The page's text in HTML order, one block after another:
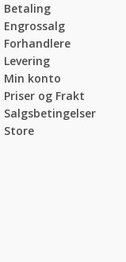
Betaling
Engrossalg
Forhandlere
Levering
Min konto
Priser og Frakt
Salgsbetingelser
Store